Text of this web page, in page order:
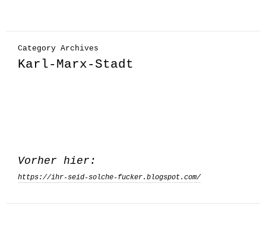
Category Archives
Karl-Marx-Stadt
Vorher hier:
https://ihr-seid-solche-fucker.blogspot.com/